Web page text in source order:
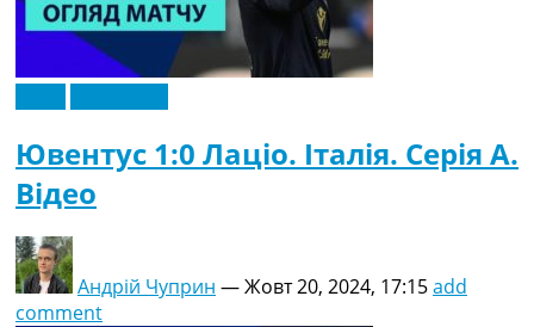
Ювентус 1:0 Лаціо. Італія. Серія A.
Відео
Андрій Чуприн —Жовт 20, 2024, 17:15add
comment